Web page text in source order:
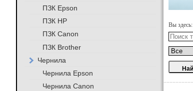
Вы здесь:
ПЗК Epson
ПЗК HP
ПЗК Canon
ПЗК Brother
Чернила
Чернила Epson
Чернила Canon